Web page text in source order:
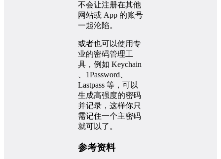
不会让注册在其他
网站或 App 的账号
一起沦陷。
或者也可以使用专
业的密码管理工
具，例如 Keychain
、1Password、
Lastpass 等，可以
生成高强度的密码
并记录，这样你只
需记住一个主密码
就可以了。
参考资料